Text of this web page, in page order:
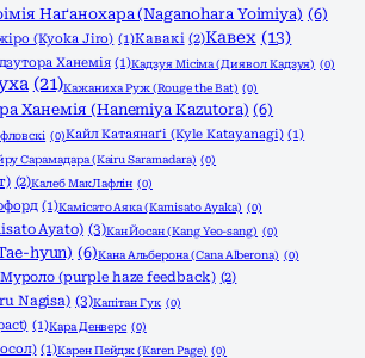
Наґанохара (Naganohara Yoimiya) (6)
(Kyoka Jiro) (1)Кавакі (2)Кавех (13)
Ханемія (1)Кадзуя Місіма (Диявол Кадзуя) (0)
(21)Кажаниха Руж (Rouge the Bat) (0)
Ханемія (Hanemiya Kazutora) (6)
(0)Кайл Катаянаґі (Kyle Katayanagi) (1)
Сарамадара (Kairu Saramadara) (0)
(2)Калеб МакЛафлін (0)
(1)Камісато Аяка (Kamisato Ayaka) (0)
Ayato) (3)Кан Йосан (Kang Yeo-sang) (0)
hyun) (6)Кана Альберона (Cana Alberona) (0)
(purple haze feedback) (2)
Nagisa) (3)Капітан Гук (0)
(1)Кара Денверс (0)
(1)Карен Пейдж (Karen Page) (0)